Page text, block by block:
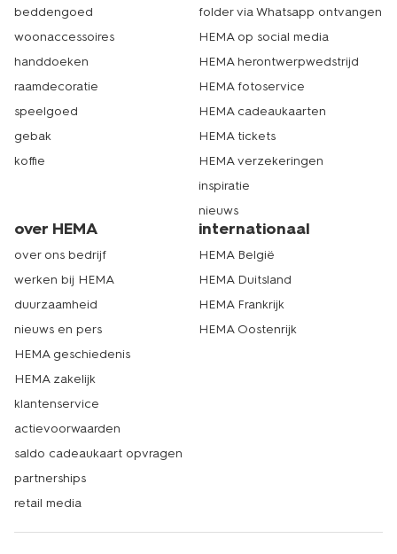
beddengoed
woonaccessoires
handdoeken
raamdecoratie
speelgoed
gebak
koffie
folder via Whatsapp ontvangen
HEMA op social media
HEMA herontwerpwedstrijd
HEMA fotoservice
HEMA cadeaukaarten
HEMA tickets
HEMA verzekeringen
inspiratie
nieuws
over HEMA
over ons bedrijf
werken bij HEMA
duurzaamheid
nieuws en pers
HEMA geschiedenis
HEMA zakelijk
klantenservice
actievoorwaarden
saldo cadeaukaart opvragen
partnerships
retail media
internationaal
HEMA België
HEMA Duitsland
HEMA Frankrijk
HEMA Oostenrijk